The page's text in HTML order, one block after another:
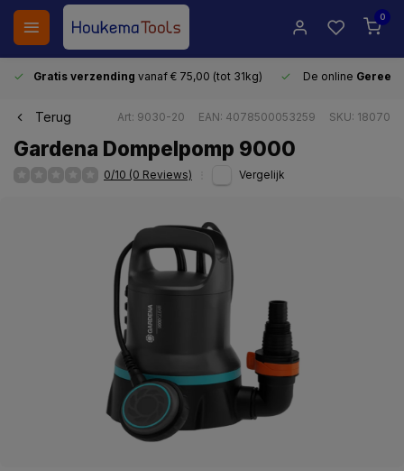
0
Gratis verzending vanaf € 75,00 (tot 31kg) De online
Terug Art: 9030-20 EAN: 4078500053259 SKU: 18070
Gardena Dompelpomp 9000
0/10 (0 Reviews) Vergelijk